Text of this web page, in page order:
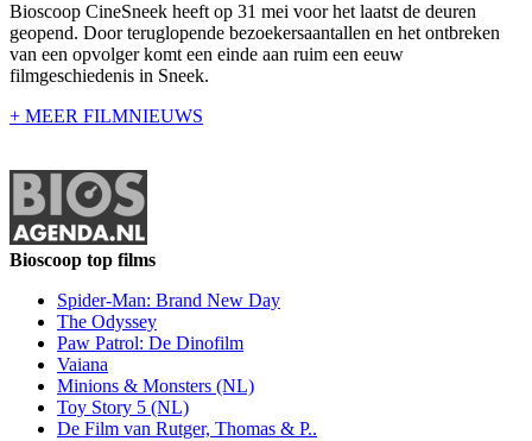
Bioscoop CineSneek heeft op 31 mei voor het laatst de deuren
geopend. Door teruglopende bezoekersaantallen en het ontbreken
van een opvolger komt een einde aan ruim een eeuw
filmgeschiedenis in Sneek.
+ MEER FILMNIEUWS
Bioscoop top films
Spider-Man: Brand New Day
The Odyssey
Paw Patrol: De Dinofilm
Vaiana
Minions & Monsters (NL)
Toy Story 5 (NL)
De Film van Rutger, Thomas & P..